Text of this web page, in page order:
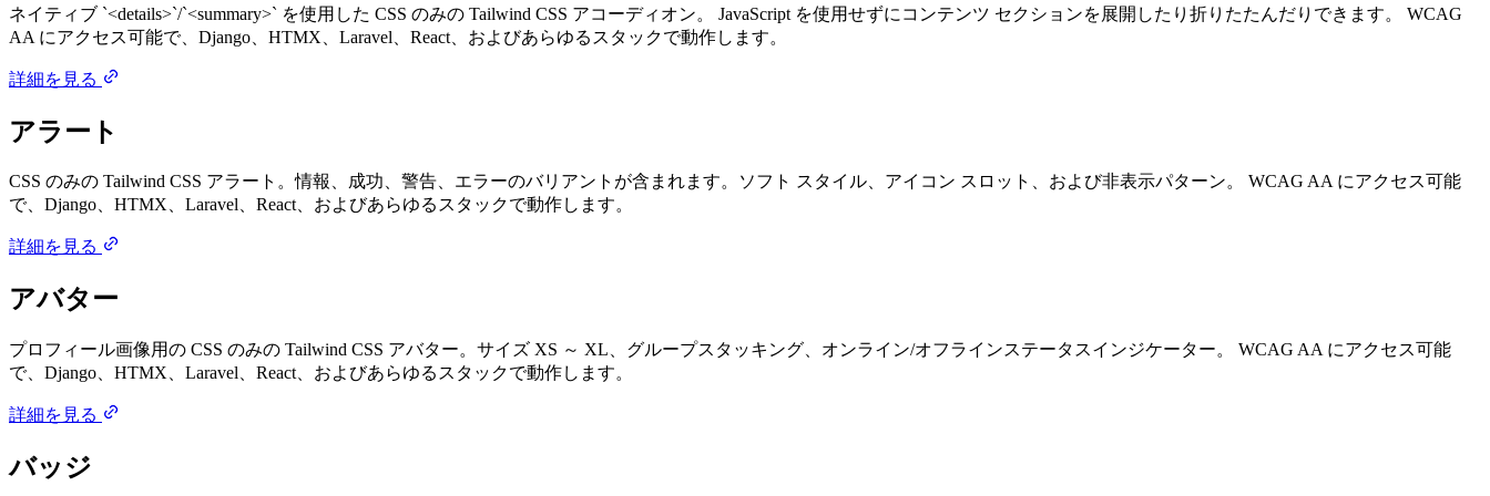
ネイティブ `<details>`/`<summary>` を使用した CSS のみの Tailwind CSS アコーディオン。 JavaScript を使用せずにコンテンツ セクションを展開したり折りたたんだりできます。 WCAG
AA にアクセス可能で、Django、HTMX、Laravel、React、およびあらゆるスタックで動作します。
詳細を見る
アラート
CSS のみの Tailwind CSS アラート。情報、成功、警告、エラーのバリアントが含まれます。ソフト スタイル、アイコン スロット、および非表示パターン。 WCAG AA にアクセス可能
で、Django、HTMX、Laravel、React、およびあらゆるスタックで動作します。
詳細を見る
アバター
プロフィール画像用の CSS のみの Tailwind CSS アバター。サイズ XS ～ XL、グループスタッキング、オンライン/オフラインステータスインジケーター。 WCAG AA にアクセス可能
で、Django、HTMX、Laravel、React、およびあらゆるスタックで動作します。
詳細を見る
バッジ